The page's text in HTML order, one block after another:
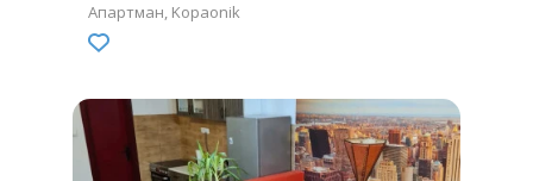
Апартман Kopaonik